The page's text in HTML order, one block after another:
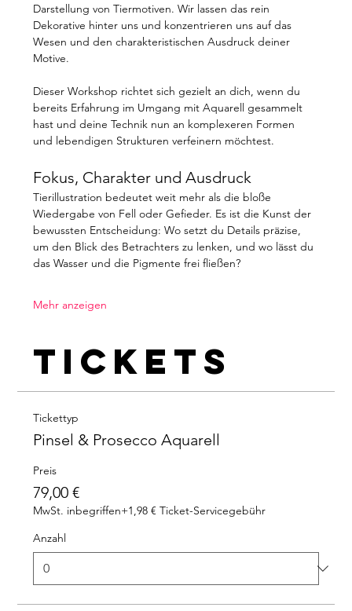
Darstellung von Tiermotiven. Wir lassen das rein
Dekorative hinter uns und konzentrieren uns auf das
Wesen und den charakteristischen Ausdruck deiner
Motive.
Dieser Workshop richtet sich gezielt an dich, wenn du
bereits Erfahrung im Umgang mit Aquarell gesammelt
hast und deine Technik nun an komplexeren Formen
und lebendigen Strukturen verfeinern möchtest.
Fokus, Charakter und Ausdruck
Tierillustration bedeutet weit mehr als die bloße
Wiedergabe von Fell oder Gefieder. Es ist die Kunst der
bewussten Entscheidung: Wo setzt du Details präzise,
um den Blick des Betrachters zu lenken, und wo lässt du
das Wasser und die Pigmente frei fließen?
Mehr anzeigen
Tickets
Tickettyp
Pinsel & Prosecco Aquarell
Preis
79,00 €
MwSt. inbegriffen+1,98 € Ticket-Servicegebühr
Anzahl